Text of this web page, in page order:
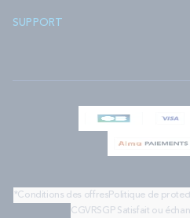
SUPPORT
*Conditions des offresPolitique de
CGV RSGP Satisfait ou